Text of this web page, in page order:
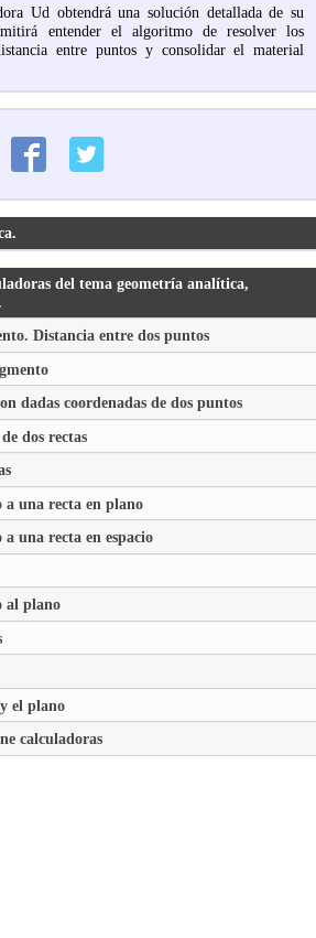
Ud obtendrá una solución detallada de su
entender el algoritmo de resolver los
entre puntos y consolidar el material
del tema geometría analítica,
Distancia entre dos puntos
dadas coordenadas de dos puntos
dos rectas
una recta en plano
una recta en espacio
al plano
el plano
calculadoras